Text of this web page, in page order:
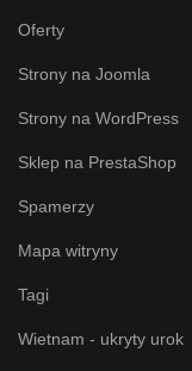
Oferty
Strony na Joomla
Strony na WordPress
Sklep na PrestaShop
Spamerzy
Mapa witryny
Tagi
Wietnam - ukryty urok